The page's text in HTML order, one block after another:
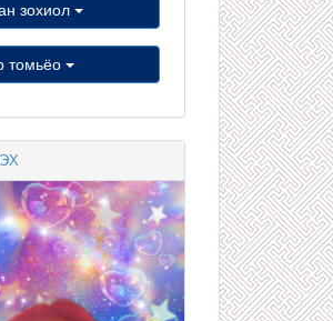
зохиол
томьёо